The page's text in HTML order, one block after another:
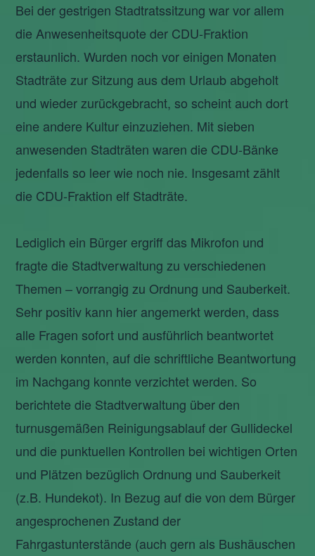
Bei der gestrigen Stadtratssitzung war vor allem
die Anwesenheitsquote der CDU-Fraktion
erstaunlich. Wurden noch vor einigen Monaten
Stadträte zur Sitzung aus dem Urlaub abgeholt
und wieder zurückgebracht, so scheint auch dort
eine andere Kultur einzuziehen. Mit sieben
anwesenden Stadträten waren die CDU-Bänke
jedenfalls so leer wie noch nie. Insgesamt zählt
die CDU-Fraktion elf Stadträte.
Lediglich ein Bürger ergriff das Mikrofon und
fragte die Stadtverwaltung zu verschiedenen
Themen – vorrangig zu Ordnung und Sauberkeit.
Sehr positiv kann hier angemerkt werden, dass
alle Fragen sofort und ausführlich beantwortet
werden konnten, auf die schriftliche Beantwortung
im Nachgang konnte verzichtet werden. So
berichtete die Stadtverwaltung über den
turnusgemäßen Reinigungsablauf der Gullideckel
und die punktuellen Kontrollen bei wichtigen Orten
und Plätzen bezüglich Ordnung und Sauberkeit
(z.B. Hundekot). In Bezug auf die von dem Bürger
angesprochenen Zustand der
Fahrgastunterstände (auch gern als Bushäuschen